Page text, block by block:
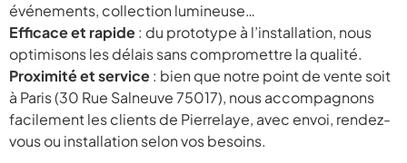
événements, collection lumineuse…
Efficace et rapide: du prototype à l’installation, nous
optimisons les délais sans compromettre la qualité.
Proximité et service: bien que notre point de vente soit
à Paris (30 Rue Salneuve 75017), nous accompagnons
facilement les clients de Pierrelaye, avec envoi, rendez-
vous ou installation selon vos besoins.